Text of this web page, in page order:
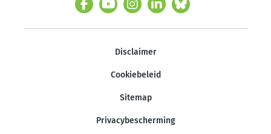
Disclaimer
Cookiebeleid
Sitemap
Privacybescherming